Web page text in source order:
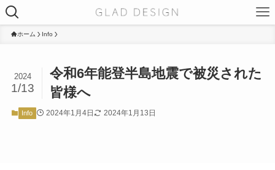
ホーム Info
令和6年能登半島地震で被災された
皆様へ
2024
1/13
Info 2024年1月4日 2024年1月13日